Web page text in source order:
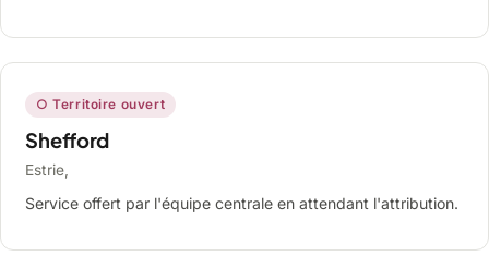
○ Territoire ouvert
Shefford
Estrie,
Service offert par l'équipe centrale en attendant l'attribution.